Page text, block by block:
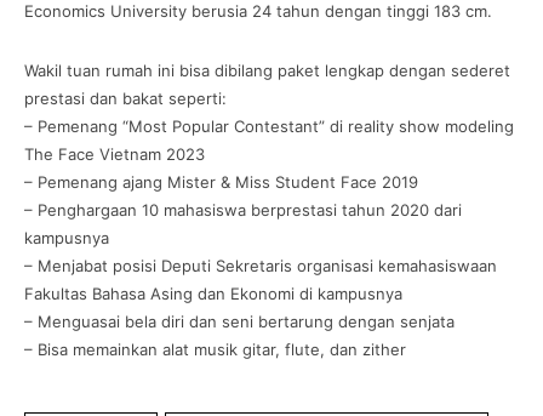
Economics University berusia 24 tahun dengan tinggi 183 cm.
Wakil tuan rumah ini bisa dibilang paket lengkap dengan sederet
prestasi dan bakat seperti:
– Pemenang “Most Popular Contestant” di reality show modeling
The Face Vietnam 2023
– Pemenang ajang Mister & Miss Student Face 2019
– Penghargaan 10 mahasiswa berprestasi tahun 2020 dari
kampusnya
– Menjabat posisi Deputi Sekretaris organisasi kemahasiswaan
Fakultas Bahasa Asing dan Ekonomi di kampusnya
– Menguasai bela diri dan seni bertarung dengan senjata
– Bisa memainkan alat musik gitar, flute, dan zither